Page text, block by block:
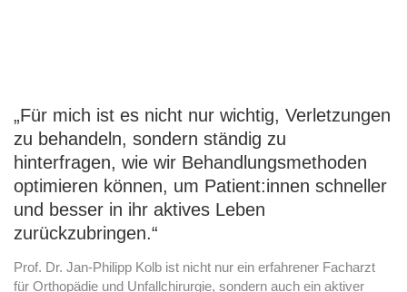
„Für mich ist es nicht nur wichtig, Verletzungen
zu behandeln, sondern ständig zu
hinterfragen, wie wir Behandlungsmethoden
optimieren können, um Patient:innen schneller
und besser in ihr aktives Leben
zurückzubringen.“
Prof. Dr. Jan-Philipp Kolb ist nicht nur ein erfahrener Facharzt
für Orthopädie und Unfallchirurgie, sondern auch ein aktiver